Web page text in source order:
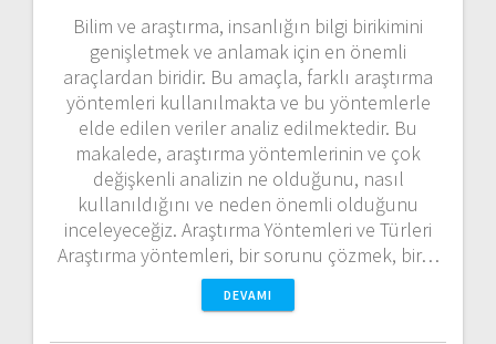
Bilim ve araştırma, insanlığın bilgi birikimini
genişletmek ve anlamak için en önemli
araçlardan biridir. Bu amaçla, farklı araştırma
yöntemleri kullanılmakta ve bu yöntemlerle
elde edilen veriler analiz edilmektedir. Bu
makalede, araştırma yöntemlerinin ve çok
değişkenli analizin ne olduğunu, nasıl
kullanıldığını ve neden önemli olduğunu
inceleyeceğiz. Araştırma Yöntemleri ve Türleri
Araştırma yöntemleri, bir sorunu çözmek, bir…
DEVAMI